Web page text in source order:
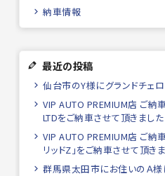
納車情報
最近の投稿
仙台市のY様にグランドチェロ
VIP AUTO PREMIUM店 ご納車
LTDをご納車させて頂きました
VIP AUTO PREMIUM店 ご納
リッドZ」をご納車させて頂きま
群馬県太田市にお住いのＡ